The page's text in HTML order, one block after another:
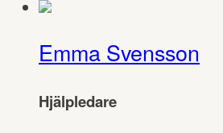
Emma Svensson
Hjälpledare